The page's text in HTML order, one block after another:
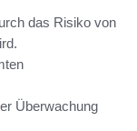
das Risiko von
Überwachung